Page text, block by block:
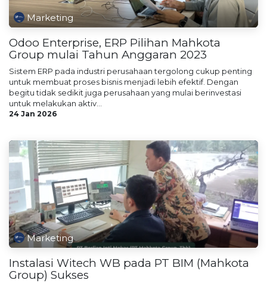
Marketing
Odoo Enterprise, ERP Pilihan Mahkota
Group mulai Tahun Anggaran 2023
Sistem ERP pada industri perusahaan tergolong cukup penting
untuk membuat proses bisnis menjadi lebih efektif. Dengan
begitu tidak sedikit juga perusahaan yang mulai berinvestasi
untuk melakukan aktiv...
24 Jan 2026
Marketing
Instalasi Witech WB pada PT BIM (Mahkota
Group) Sukses